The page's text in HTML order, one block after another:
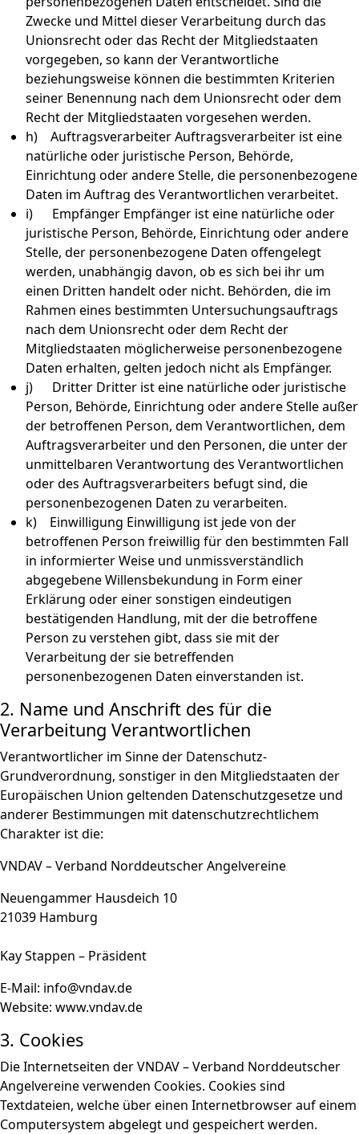
Zwecke und Mittel dieser Verarbeitung durch das
Unionsrecht oder das Recht der Mitgliedstaaten
vorgegeben, so kann der Verantwortliche
beziehungsweise können die bestimmten Kriterien
seiner Benennung nach dem Unionsrecht oder dem
Recht der Mitgliedstaaten vorgesehen werden.
h) Auftragsverarbeiter Auftragsverarbeiter ist eine
natürliche oder juristische Person, Behörde,
Einrichtung oder andere Stelle, die personenbezogene
Daten im Auftrag des Verantwortlichen verarbeitet.
i) Empfänger Empfänger ist eine natürliche oder
juristische Person, Behörde, Einrichtung oder andere
Stelle, der personenbezogene Daten offengelegt
werden, unabhängig davon, ob es sich bei ihr um
einen Dritten handelt oder nicht. Behörden, die im
Rahmen eines bestimmten Untersuchungsauftrags
nach dem Unionsrecht oder dem Recht der
Mitgliedstaaten möglicherweise personenbezogene
Daten erhalten, gelten jedoch nicht als Empfänger.
j) Dritter Dritter ist eine natürliche oder juristische
Person, Behörde, Einrichtung oder andere Stelle außer
der betroffenen Person, dem Verantwortlichen, dem
Auftragsverarbeiter und den Personen, die unter der
unmittelbaren Verantwortung des Verantwortlichen
oder des Auftragsverarbeiters befugt sind, die
personenbezogenen Daten zu verarbeiten.
k) Einwilligung Einwilligung ist jede von der
betroffenen Person freiwillig für den bestimmten Fall
in informierter Weise und unmissverständlich
abgegebene Willensbekundung in Form einer
Erklärung oder einer sonstigen eindeutigen
bestätigenden Handlung, mit der die betroffene
Person zu verstehen gibt, dass sie mit der
Verarbeitung der sie betreffenden
personenbezogenen Daten einverstanden ist.
2. Name und Anschrift des für die
Verarbeitung Verantwortlichen
Verantwortlicher im Sinne der Datenschutz-
Grundverordnung, sonstiger in den Mitgliedstaaten der
Europäischen Union geltenden Datenschutzgesetze und
anderer Bestimmungen mit datenschutzrechtlichem
Charakter ist die:
VNDAV – Verband Norddeutscher Angelvereine
Neuengammer Hausdeich 10
21039 Hamburg
Kay Stappen – Präsident
E-Mail: info@vndav.de
Website: www.vndav.de
3. Cookies
Die Internetseiten der VNDAV – Verband Norddeutscher
Angelvereine verwenden Cookies. Cookies sind
Textdateien, welche über einen Internetbrowser auf einem
Computersystem abgelegt und gespeichert werden.